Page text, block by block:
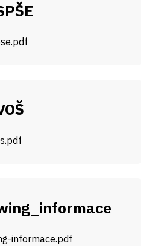
informace.pdf